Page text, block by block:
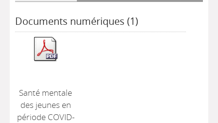
Documents numériques (1)
Santé mentale
des jeunes en
période COVID-